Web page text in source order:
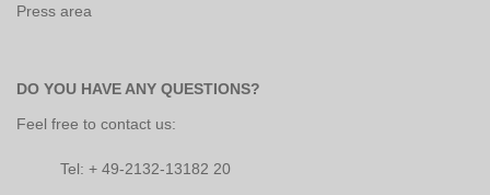
Press area
DO YOU HAVE ANY QUESTIONS?
Feel free to contact us:
Tel: + 49-2132-13182 20